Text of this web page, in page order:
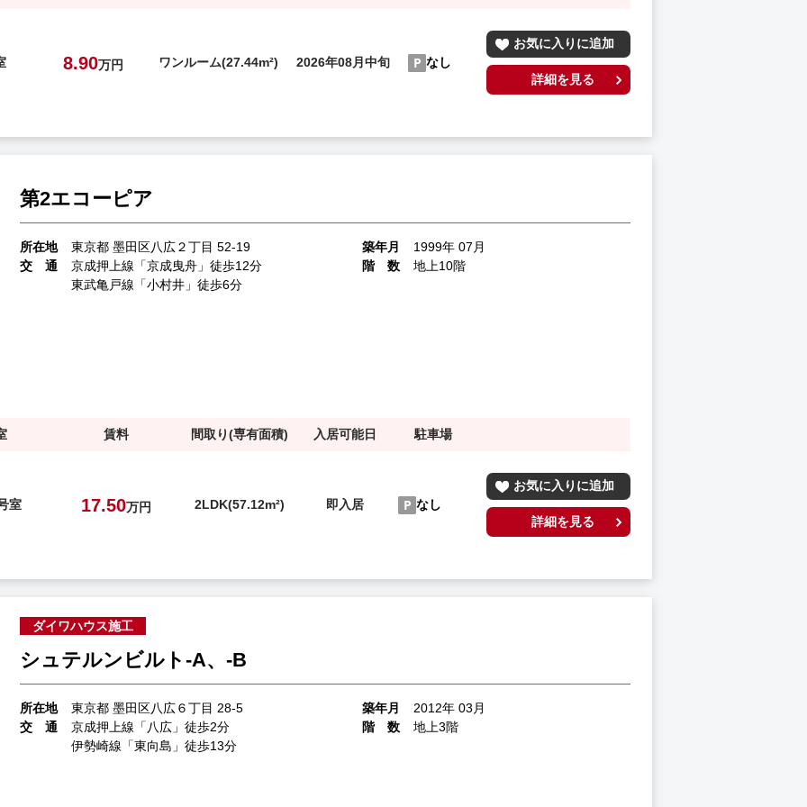
8.90万円 ワンルーム(27.44m²) 2026年08月中旬 なし
お気に入りに追加
詳細を見る
第2エコーピア
所在地 東京都 墨田区八広２丁目 52-19 築年月
1999年 07月
交 通
京成押上線「京成曳舟」徒歩12分
東武亀戸線「小村井」徒歩6分
階 数 地上10階
賃料 間取り(専有面積) 入居可能日 駐車場
室 17.50万円 2LDK(57.12m²) 即入居 なし
お気に入りに追加
詳細を見る
ダイワハウス施工
シュテルンビルト-A、-B
所在地 東京都 墨田区八広６丁目 28-5 築年月
2012年 03月
交 通
京成押上線「八広」徒歩2分
伊勢崎線「東向島」徒歩13分
階 数 地上3階